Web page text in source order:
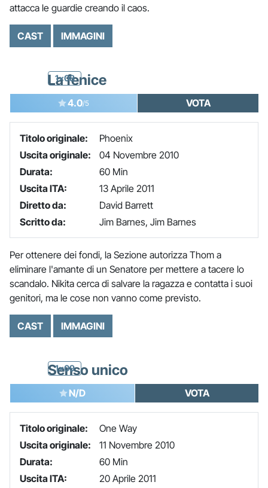
attacca le guardie creando il caos.
CAST IMMAGINI
1x08
La fenice
4.0/5 VOTA
Titolo originale:
Phoenix
Uscita originale:
04 Novembre 2010
Durata:
60 Min
Uscita ITA:
13 Aprile 2011
Diretto da:
David Barrett
Scritto da:
Jim Barnes, Jim Barnes
Per ottenere dei fondi, la Sezione autorizza Thom a
eliminare l'amante di un Senatore per mettere a tacere lo
scandalo. Nikita cerca di salvare la ragazza e contatta i suoi
genitori, ma le cose non vanno come previsto.
CAST IMMAGINI
1x09
Senso unico
N/D VOTA
Titolo originale:
One Way
Uscita originale:
11 Novembre 2010
Durata:
60 Min
Uscita ITA:
20 Aprile 2011